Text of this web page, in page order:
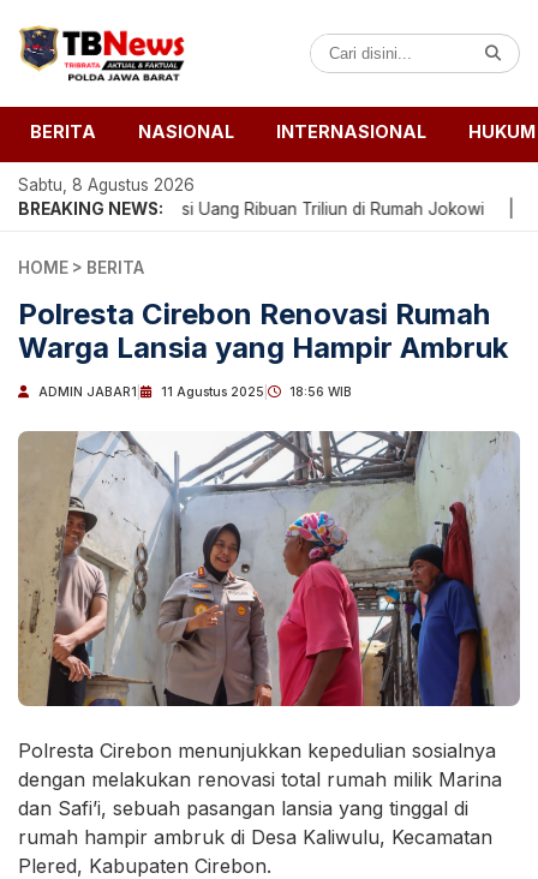
BERITA NASIONAL INTERNASIONAL HUKUM
Sabtu, 8 Agustus 2026
BREAKING NEWS:
Bunker Berisi Uang Ribuan Triliun di Rumah Jokowi |
HOME > BERITA
Polresta Cirebon Renovasi Rumah
Warga Lansia yang Hampir Ambruk
ADMIN JABAR1 11 Agustus 2025 18:56 WIB
Polresta Cirebon menunjukkan kepedulian sosialnya
dengan melakukan renovasi total rumah milik Marina
dan Safi’i, sebuah pasangan lansia yang tinggal di
rumah hampir ambruk di Desa Kaliwulu, Kecamatan
Plered, Kabupaten Cirebon.